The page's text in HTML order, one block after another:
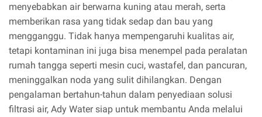
menyebabkan air berwarna kuning atau merah, serta
memberikan rasa yang tidak sedap dan bau yang
mengganggu. Tidak hanya mempengaruhi kualitas air,
tetapi kontaminan ini juga bisa menempel pada peralatan
rumah tangga seperti mesin cuci, wastafel, dan pancuran,
meninggalkan noda yang sulit dihilangkan. Dengan
pengalaman bertahun-tahun dalam penyediaan solusi
filtrasi air, Ady Water siap untuk membantu Anda melalui